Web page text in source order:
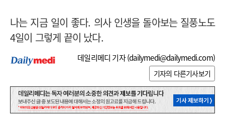
나는 지금 일이 좋다. 의사 인생을 돌아보는 질풍노도
4일이 그렇게 끝이 났다.
데일리메디 기자 (dailymedi@dailymedi.com)
기자의 다른기사보기